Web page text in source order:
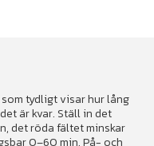
tydligt visar hur lång
är kvar. Ställ in det
det röda fältet minskar
0–60 min. På- och